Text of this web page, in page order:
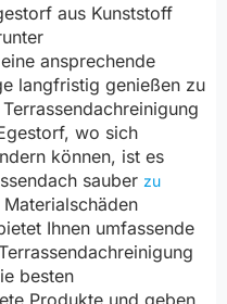
aus Kunststoff
ansprechende
langfristig genießen zu
wo sich
können, ist es
sauber zu
Ihnen umfassende
besten
Produkte und geben